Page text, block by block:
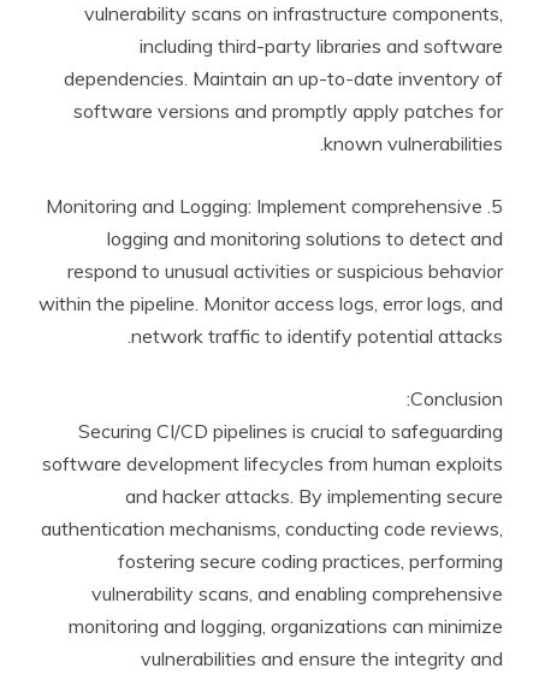
vulnerability scans on infrastructure components,
including third-party libraries and software
dependencies. Maintain an up-to-date inventory of
software versions and promptly apply patches for
known vulnerabilities.
5. Monitoring and Logging: Implement comprehensive
logging and monitoring solutions to detect and
respond to unusual activities or suspicious behavior
within the pipeline. Monitor access logs, error logs, and
network traffic to identify potential attacks.
Conclusion:
Securing CI/CD pipelines is crucial to safeguarding
software development lifecycles from human exploits
and hacker attacks. By implementing secure
authentication mechanisms, conducting code reviews,
fostering secure coding practices, performing
vulnerability scans, and enabling comprehensive
monitoring and logging, organizations can minimize
vulnerabilities and ensure the integrity and